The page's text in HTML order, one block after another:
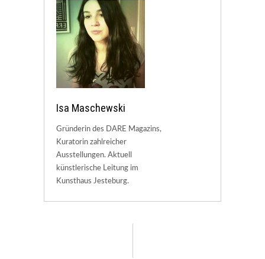
Isa Maschewski
Gründerin des DARE Magazins,
Kuratorin zahlreicher
Ausstellungen. Aktuell
künstlerische Leitung im
Kunsthaus Jesteburg.